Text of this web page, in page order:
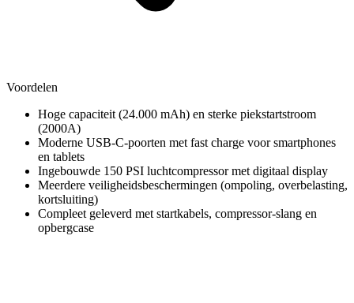
Voordelen
Hoge capaciteit (24.000 mAh) en sterke piekstartstroom
(2000A)
Moderne USB-C-poorten met fast charge voor smartphones
en tablets
Ingebouwde 150 PSI luchtcompressor met digitaal display
Meerdere veiligheidsbeschermingen (ompoling, overbelasting,
kortsluiting)
Compleet geleverd met startkabels, compressor-slang en
opbergcase